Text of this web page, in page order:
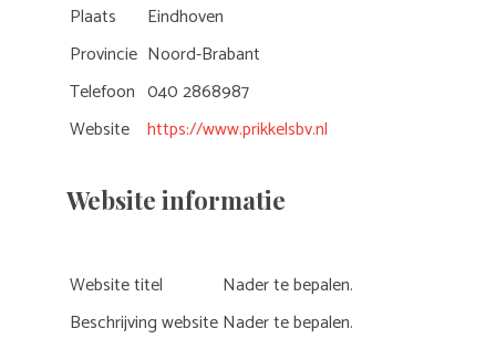
Plaats
Eindhoven
Provincie Noord-Brabant
Telefoon 040 2868987
Website https://www.prikkelsbv.nl
Website informatie
Website titel
Nader te bepalen.
Beschrijving websiteNader te bepalen.